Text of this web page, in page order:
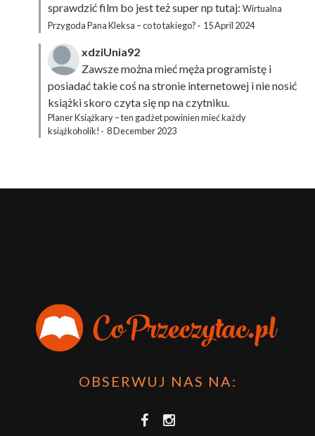
sprawdzić film bo jest też super np tutaj: Wirtualna
Przygoda Pana Kleksa – co to takiego? · 15 April 2024
xdziUnia92
Zawsze można mieć męża programistę i
posiadać takie coś na stronie internetowej i nie nosić
książki skoro czyta się np na czytniku.
Planer Książkary – ten gadżet powinien mieć każdy
książkoholik! · 8 December 2023
OBSERWUJ NAS NA: